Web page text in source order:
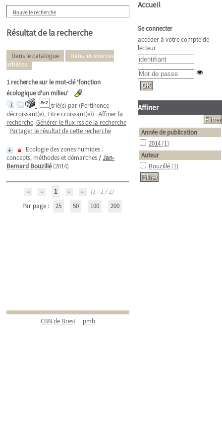
Nouvelle recherche
Résultat de la recherche
Dans le catalogue
Dans les sources
affiliées
1recherche sur le mot-clé'fonction
écologique d'un milieu'
trié(s) par (Pertinence
décroissant(e), Titre croissant(e)) Affiner la
recherche Générer le flux rss de la recherche
Partager le résultat de cette recherche
Ecologie des zones humides :
concepts, méthodes et démarches/Jan-
Bernard Bouzillé(2014)
1
(1 - 1 / 1)
Par page :
25 50 100 200
CBN de Brest pmb
Accueil
Se connecter
accéder à votre compte de
lecteur
Affiner
Année de publication
2014 [1]
Auteur
Bouzillé [1]